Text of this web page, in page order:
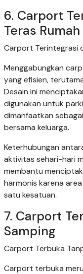
6. Carport
Teras Rumah
Carport Terintegrasi
Menggabungkan
yang efisien,
Desain ini
digunakan untuk
dimanfaatkan
bersama keluarga.
Keterhubungan
aktivitas sehari-hari
membantu
harmonis karena
satu kesatuan.
7. Carport
Samping
Carport Terbuka
Carport terbuka